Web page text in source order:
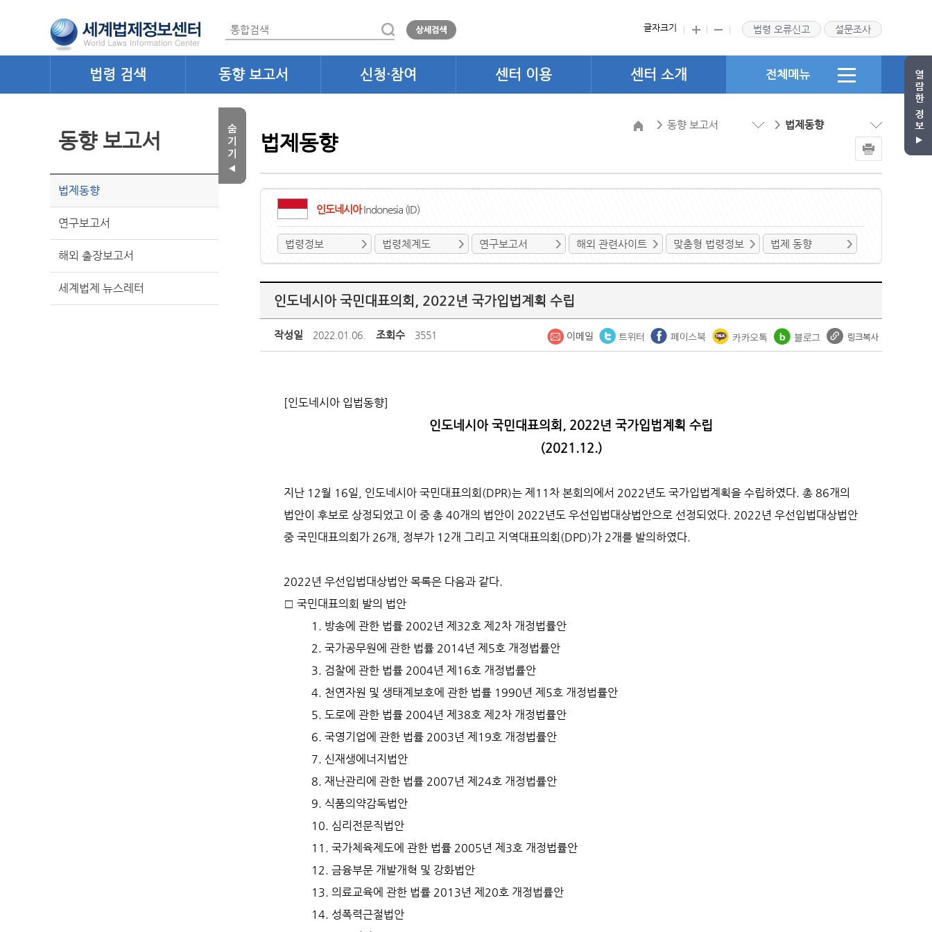
글자크기 법령 오류신고 설문조사
법령 검색 동향 보고서 신청·참여 센터 이용 센터 소개 전체메뉴
동향 보고서
법제동향
연구보고서
해외 출장보고서
세계법제 뉴스레터
동향 보고서 법제동향
법제동향
인도네시아Indonesia (ID)
법령정보 법령체계도 연구보고서 해외 관련사이트 맞춤형 법령정보 법제 동향
인도네시아 국민대표의회, 2022년 국가입법계획 수립
작성일 2022.01.06. 조회수 3551
[인도네시아 입법동향]
인도네시아 국민대표의회, 2022년 국가입법계획 수립
(2021.12.)
지난 12월 16일, 인도네시아 국민대표의회(DPR)는 제11차 본회의에서 2022년도 국가입법계획을 수립하였다. 총 86개의
법안이 후보로 상정되었고 이 중 총 40개의 법안이 2022년도 우선입법대상법안으로 선정되었다. 2022년 우선입법대상법안
중 국민대표의회가 26개, 정부가 12개 그리고 지역대표의회(DPD)가 2개를 발의하였다.
2022년 우선입법대상법안 목록은 다음과 같다.
□ 국민대표의회 발의 법안
1. 방송에 관한 법률 2002년 제32호 제2차 개정법률안
2. 국가공무원에 관한 법률 2014년 제5호 개정법률안
3. 검찰에 관한 법률 2004년 제16호 개정법률안
4. 천연자원 및 생태계보호에 관한 법률 1990년 제5호 개정법률안
5. 도로에 관한 법률 2004년 제38호 제2차 개정법률안
6. 국영기업에 관한 법률 2003년 제19호 개정법률안
7. 신재생에너지법안
8. 재난관리에 관한 법률 2007년 제24호 개정법률안
9. 식품의약감독법안
10. 심리전문직법안
11. 국가체육제도에 관한 법률 2005년 제3호 개정법률안
12. 금융부문 개발개혁 및 강화법안
13. 의료교육에 관한 법률 2013년 제20호 개정법률안
14. 성폭력근절법안